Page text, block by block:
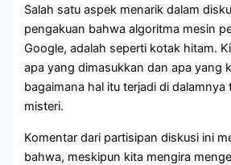
Salah satu aspek menarik dalam
pengakuan bahwa algoritma mesin
Google, adalah seperti kotak hitam.
apa yang dimasukkan dan apa yang
bagaimana hal itu terjadi di dalamnya
misteri.
Komentar dari partisipan diskusi ini
bahwa, meskipun kita mengira